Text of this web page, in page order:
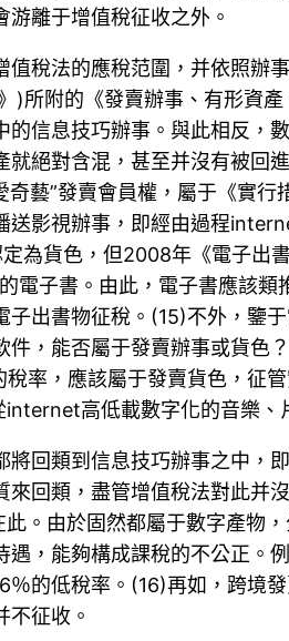
離于增值稅征收之外。
稅法的應稅范圍，并依照辦
)所附的《發賣辦事、有形資
信息技巧辦事。與此相反，
絕對含混，甚至并沒有被回
藝”發賣會員權，屬于《實
送影視辦事，即經由過程
為貨色，但2008年《電子出
電子書。由此，電子書應該
子出書物征稅。(15)不外，鑒
件，能否屬于發賣辦事或貨
率，應該屬于發賣貨色，征
高低載數字化的音樂、
回類到信息技巧辦事之中
來回類，盡管增值稅法對此
。由於固然都屬于數字產物
，能夠構成課稅的不公正
的低稅率。(16)再如，跨境
不征收。